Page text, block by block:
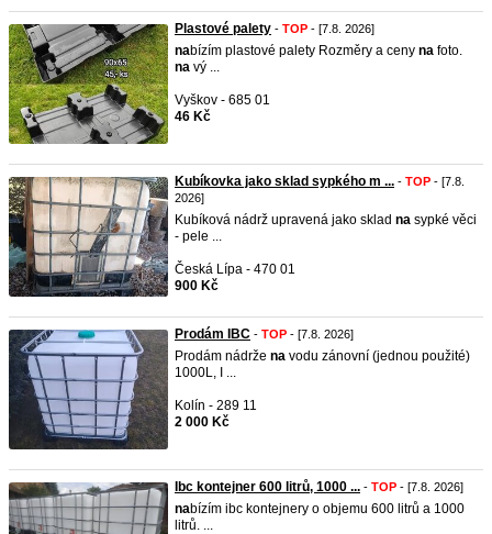
Plastové palety - TOP - [7.8. 2026]
nabízím plastové palety Rozměry a ceny na foto.
na vý ...
Vyškov - 685 01
46 Kč
Kubíkovka jako sklad sypkého m ... - TOP - [7.8.
2026]
Kubíková nádrž upravená jako sklad na sypké věci
- pele ...
Česká Lípa - 470 01
900 Kč
Prodám IBC - TOP - [7.8. 2026]
Prodám nádrže na vodu zánovní (jednou použité)
1000L, I ...
Kolín - 289 11
2 000 Kč
Ibc kontejner 600 litrů, 1000 ... - TOP - [7.8. 2026]
nabízím ibc kontejnery o objemu 600 litrů a 1000
litrů. ...